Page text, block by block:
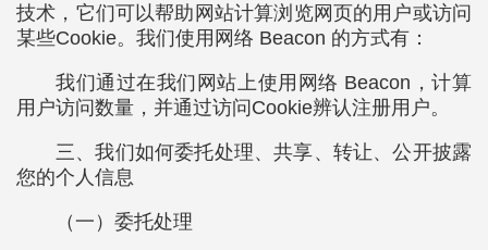
技术，它们可以帮助网站计算浏览网页的用户或访问
某些Cookie。我们使用网络 Beacon 的方式有：
我们通过在我们网站上使用网络 Beacon，计算
用户访问数量，并通过访问Cookie辨认注册用户。
三、我们如何委托处理、共享、转让、公开披露
您的个人信息
（一）委托处理